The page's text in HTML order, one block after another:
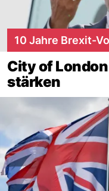
10 Jahre Brexit-
City of
stärken